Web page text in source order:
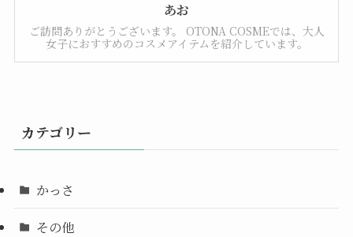
あお
ご訪問ありがとうございます。 OTONA COSMEでは、大人
女子におすすめのコスメアイテムを紹介しています。
カテゴリー
かっさ
その他